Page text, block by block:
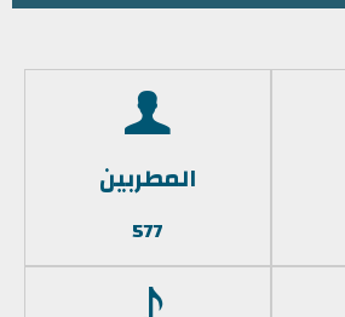
المطربين
577